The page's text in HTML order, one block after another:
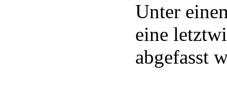
Unter
eine
abgefasst